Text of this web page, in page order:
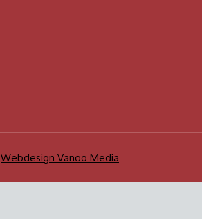
Webdesign Vanoo Media